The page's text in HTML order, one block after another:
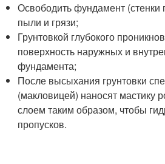
Освободить фундамент (стенки
пыли и грязи;
Грунтовкой глубокого
поверхность наружных и
фундамента;
После высыхания грунтовки
(макловицей) наносят
слоем таким образом, чтобы
пропусков.